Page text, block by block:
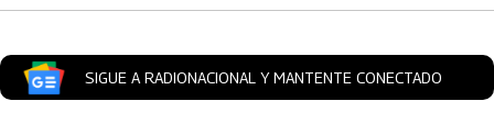
SIGUE A RADIONACIONAL Y MANTENTE CONECTADO